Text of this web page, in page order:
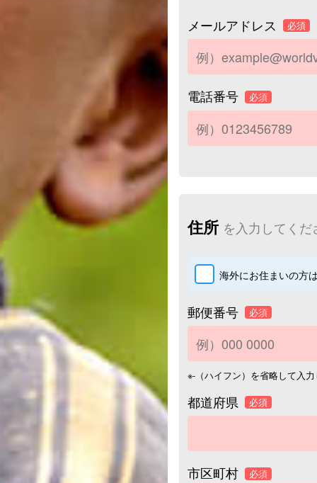
メールアドレス
必須
電話番号 必須
住所 を入力してくだ
海外にお住まいの方
郵便番号 必須
※-（ハイフン）を省略して入
都道府県 必須
市区町村 必須